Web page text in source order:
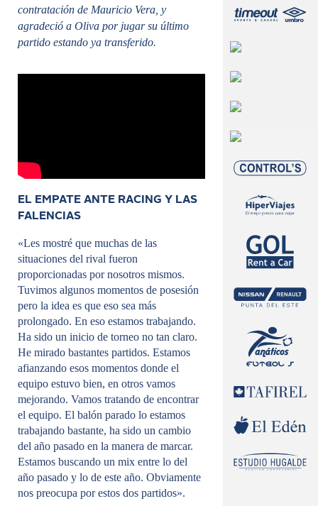
contratación de Mauricio Vera, y
agradeció a Oliva por jugar su último
partido estando ya transferido.
EL EMPATE ANTE RACING Y LAS
FALENCIAS
«Les mostré que muchas de las
situaciones del rival fueron
proporcionadas por nosotros mismos.
Tuvimos algunos momentos de posesión
pero la idea es que eso sea más
prolongado. En eso estamos trabajando.
Ha sido un inicio de torneo no tan claro.
He mirado bastantes partidos. Estamos
afianzando esos momentos donde el
equipo estuvo bien, en otros vamos
mejorando. Vamos tratando de encontrar
el equipo. El balón parado lo estamos
trabajando bastante, ha sido un cambio
del año pasado en la manera de marcar.
Estamos buscando un mix entre lo del
año pasado y lo de este año. Obviamente
nos preocupa por estos dos partidos».